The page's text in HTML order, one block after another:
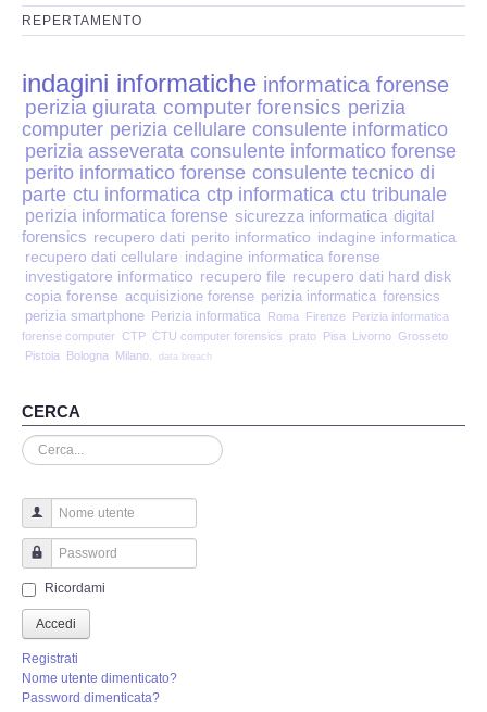
Perizia Disp. Elettronici
Perizia Stalking
Perizia Cyber Bullismo
Incarichi CTU e CTP
Perizia Centralini PBX e VOIP
Perizia Estimo
Perizia Documento informatico
Perizia Cloud
Perizia E-mail
Perizia Truffa Banca e Online
Perizia Dash Cam
Perizia software spia
Perizia Controllo lavoratori
REPERTAMENTO
indagini informatiche informatica forense
perizia giurata computer forensics perizia
computer perizia cellulare consulente informatico
perizia asseverata consulente informatico forense
perito informatico forense consulente tecnico di
parte ctu informatica ctp informatica ctu tribunale
perizia informatica forense sicurezza informatica digital
forensics recupero dati perito informatico indagine informatica
recupero dati cellulare indagine informatica forense
investigatore informatico recupero file recupero dati hard disk
copia forense acquisizione forense perizia informatica forensics
perizia smartphone Perizia informatica Roma Firenze Perizia informatica
forense computer CTP CTU computer forensics prato Pisa Livorno Grosseto
Pistoia
Bologna Milano. data breach
CERCA
Cerca...
Nome utente
Password
Ricordami
Accedi
Registrati
Nome utente dimenticato?
Password dimenticata?